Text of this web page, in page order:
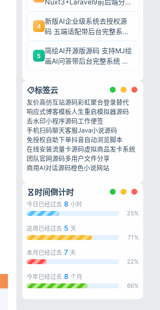
Nuxt3+Laravel9前后端分离
毕业设计
4
新版AI企业级系统去授权源
码 五端适配带后台完整系统
5
简绘AI开源版源码 支持MJ绘
画AI问答带后台完整系统 可
标签云
友价高仿互站源码彩虹聚合登录替代
响应式博客模板人生重启模拟器源码
去水印小程序源码工作便签
手机扫码聊天客服Java小说源码
免授权自助下单抖音自动浏览脚本
在线安装流量卡源码虚拟商品发卡系统
团队官网源码多用户文件分享
商用AI对话源码橙色小说网站
时间倒计时
今日已经过去 8 小时
35%
这周已经过去 5 天
71%
本月已经过去 7 天
22%
今年已经过去 8 个月
66%